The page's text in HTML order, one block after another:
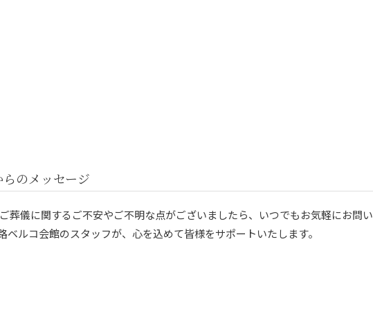
のメッセージ
葬儀に関するご不安やご不明な点がございましたら、いつでもお気軽にお問い
ベルコ会館のスタッフが、心を込めて皆様をサポートいたします。